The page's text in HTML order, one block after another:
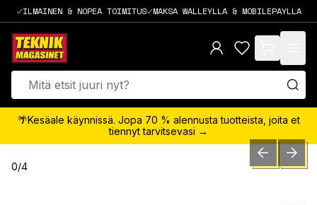
ILMAINEN & NOPEA TOIMITUS MAKSA WALLEYLLA & MOBILEPAYLLA
items in cart,
🌴Kesäale käynnissä. Jopa 70 % alennusta tuotteista, joita et
tiennyt tarvitsevasi →
0/4 PREVIOUSNEXT